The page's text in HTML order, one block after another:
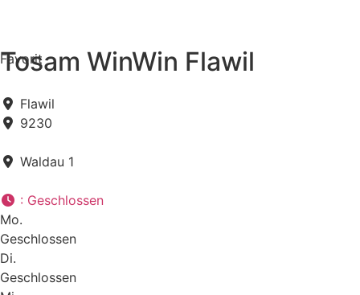
Favorit
Tosam WinWin Flawil
Flawil
9230
Waldau 1
: Geschlossen
Mo.
Geschlossen
Di.
Geschlossen